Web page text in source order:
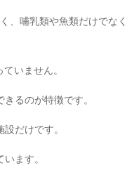
、哺乳類や魚類だけでな
いません。
るのが特徴です。
だけです。
ます。